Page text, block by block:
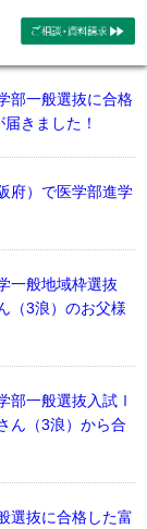
部一般選抜に合格
きました！
府）で医学部進学
一般地域枠選抜
（3浪）のお父様
部一般選抜入試Ⅰ
ん（3浪）から合
選抜に合格した富